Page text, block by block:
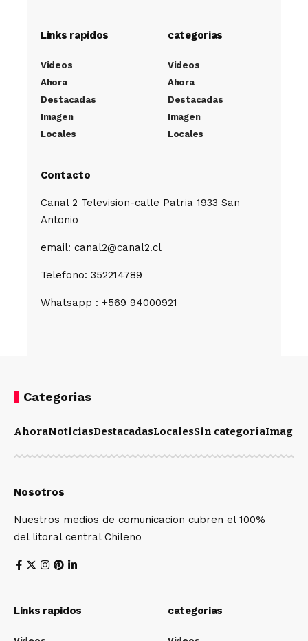
Links rapidos
Videos
Ahora
Destacadas
Imagen
Locales
categorias
Videos
Ahora
Destacadas
Imagen
Locales
Contacto
Canal 2 Television-calle Patria 1933 San
Antonio
email: canal2@canal2.cl
Telefono: 352214789
Whatsapp : +569 94000921
Categorias
AhoraNoticiasDestacadasLocalesSin categoríaImagen
Nosotros
Nuestros medios de comunicacion cubren el 100%
del litoral central Chileno
Links rapidos categorias